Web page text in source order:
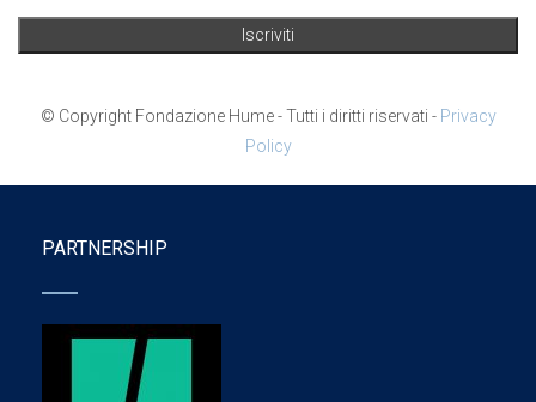
© Copyright Fondazione Hume - Tutti i diritti riservati - Privacy
Policy
PARTNERSHIP